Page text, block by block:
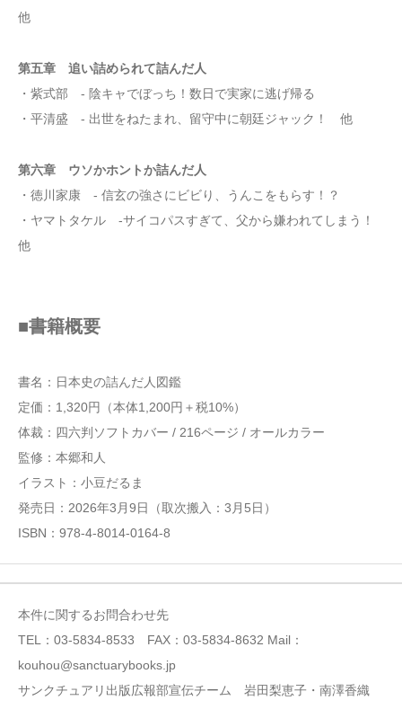
他
第五章 追い詰められて詰んだ人
・紫式部 - 陰キャでぼっち！数日で実家に逃げ帰る
・平清盛 - 出世をねたまれ、留守中に朝廷ジャック！ 他
第六章 ウソかホントか詰んだ人
・徳川家康 - 信玄の強さにビビり、うんこをもらす！？
・ヤマトタケル -サイコパスすぎて、父から嫌われてしまう！
他
■書籍概要
書名：日本史の詰んだ人図鑑
定価：1,320円（本体1,200円＋税10%）
体裁：四六判ソフトカバー / 216ページ / オールカラー
監修：本郷和人
イラスト：小豆だるま
発売日：2026年3月9日（取次搬入：3月5日）
ISBN：978-4-8014-0164-8
本件に関するお問合わせ先
TEL：03-5834-8533 FAX：03-5834-8632 Mail：
kouhou@sanctuarybooks.jp
サンクチュアリ出版広報部宣伝チーム 岩田梨恵子・南澤香織